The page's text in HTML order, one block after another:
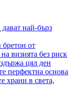
най-бърз
бретон от
визията без риск
цял ден
перфектна основа
храни в света,